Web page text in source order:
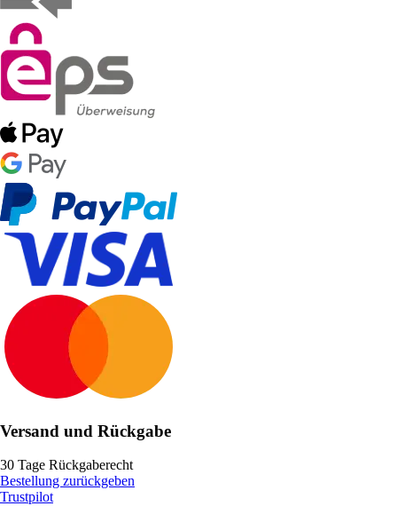
Versand und Rückgabe
30 Tage Rückgaberecht
Bestellung zurückgeben
Trustpilot